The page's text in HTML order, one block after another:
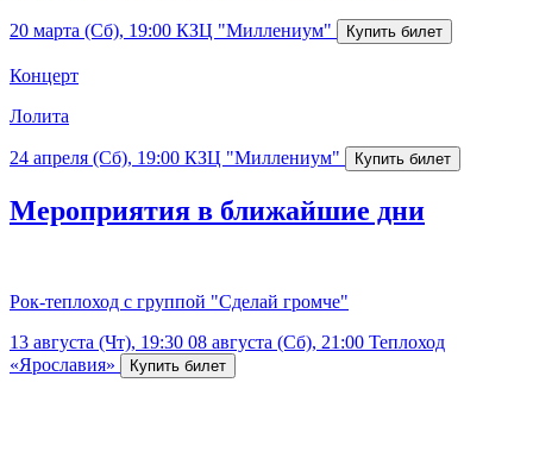
20 марта (Сб), 19:00 КЗЦ "Миллениум"
Концерт
Лолита
24 апреля (Сб), 19:00 КЗЦ "Миллениум"
Мероприятия в ближайшие дни
Рок-теплоход с группой "Сделай громче"
13 августа (Чт), 19:30 08 августа (Сб), 21:00 Теплоход
«Ярославия»